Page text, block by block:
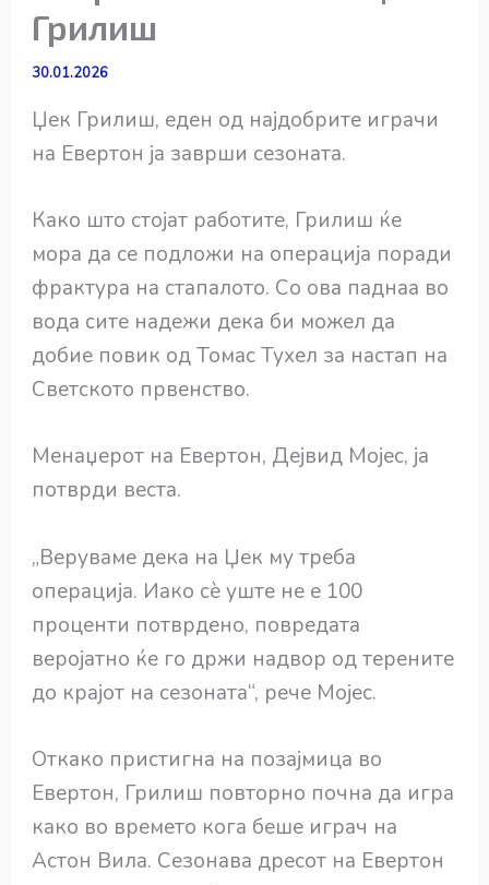
Грилиш
30.01.2026
Џек Грилиш, еден од најдобрите играчи
на Евертон ја заврши сезоната.
Како што стојат работите, Грилиш ќе
мора да се подложи на операција поради
фрактура на стапалото. Со ова паднаа во
вода сите надежи дека би можел да
добие повик од Томас Тухел за настап на
Светското првенство.
Менаџерот на Евертон, Дејвид Мојес, ја
потврди веста.
„Веруваме дека на Џек му треба
операција. Иако сè уште не е 100
проценти потврдено, повредата
веројатно ќе го држи надвор од терените
до крајот на сезоната“, рече Мојес.
Откако пристигна на позајмица во
Евертон, Грилиш повторно почна да игра
како во времето кога беше играч на
Астон Вила. Сезонава дресот на Евертон